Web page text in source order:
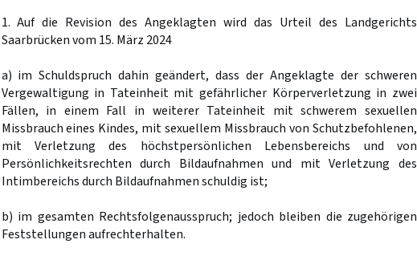
1. Auf die Revision des Angeklagten wird das Urteil des Landgerichts
Saarbrücken vom 15. März 2024
a) im Schuldspruch dahin geändert, dass der Angeklagte der schweren
Vergewaltigung in Tateinheit mit gefährlicher Körperverletzung in zwei
Fällen, in einem Fall in weiterer Tateinheit mit schwerem sexuellen
Missbrauch eines Kindes, mit sexuellem Missbrauch von Schutzbefohlenen,
mit Verletzung des höchstpersönlichen Lebensbereichs und von
Persönlichkeitsrechten durch Bildaufnahmen und mit Verletzung des
Intimbereichs durch Bildaufnahmen schuldig ist;
b) im gesamten Rechtsfolgenausspruch; jedoch bleiben die zugehörigen
Feststellungen aufrechterhalten.